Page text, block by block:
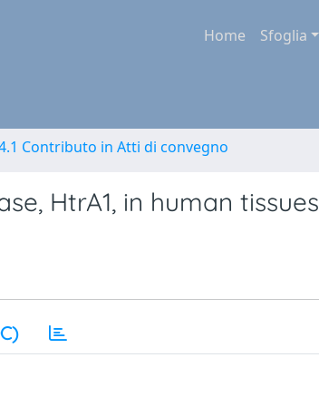
Home Sfoglia
Contributo in Atti di convegno
HtrA1, in human tissues